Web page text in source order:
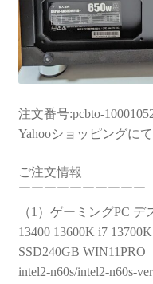
注文番号:pcbto-
Yahooショッピングに
ご注文情報
￣￣￣￣￣￣￣￣￣￣
（1）ゲーミングPC
13400 13600K i7
SSD240GB WIN11PRO
intel2-n60s/intel2-n60s-